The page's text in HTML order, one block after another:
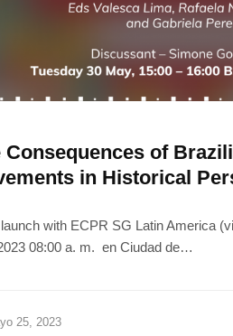
Consequences of
in Historical
with ECPR SG Latin America
08:00 a. m. en Ciudad de…
25, 2023